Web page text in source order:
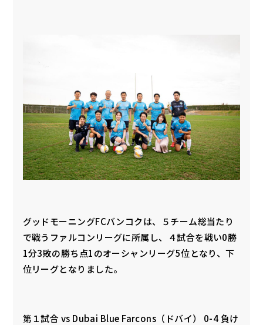
グッドモーニングFCバンコクは、５チーム総当たり
で戦うファルコンリーグに所属し、４試合を戦い0勝
1分3敗の勝ち点1のオーシャンリーグ5位となり、下
位リーグとなりました。
第１試合 vs Dubai Blue Farcons（ドバイ） 0-4 負け